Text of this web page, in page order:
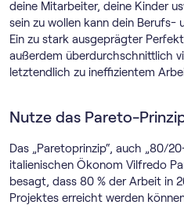
deine Mitarbeiter, deine Kinder
sein zu wollen kann dein Berufs-
Ein zu stark ausgeprägter
außerdem überdurchschnittlich
letztendlich zu ineffizientem
Nutze das Pareto-
Das „Paretoprinzip“, auch „80/
italienischen Ökonom Vilfredo
besagt, dass 80 % der Arbeit in
Projektes erreicht werden